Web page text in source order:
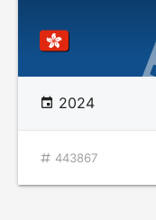
2024
443867